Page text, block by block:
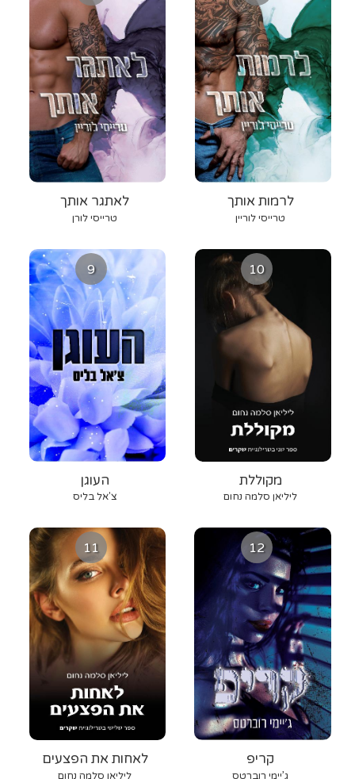
לאתגר אותך
טרייסי לורן
לרמות אותך
טרייסי לוריין
9
העוגן
צ'אל בליס
10
מקוללת
ליליאן סלמה נחום
11
לאחות את הפצעים
ליליאן סלמה נחום
12
קריפ
ג’יימי רוברטס